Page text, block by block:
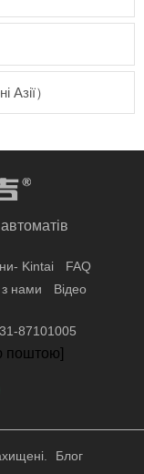
）
Kintai
FAQ
з нами Відео
87101005
поштою]
Блог